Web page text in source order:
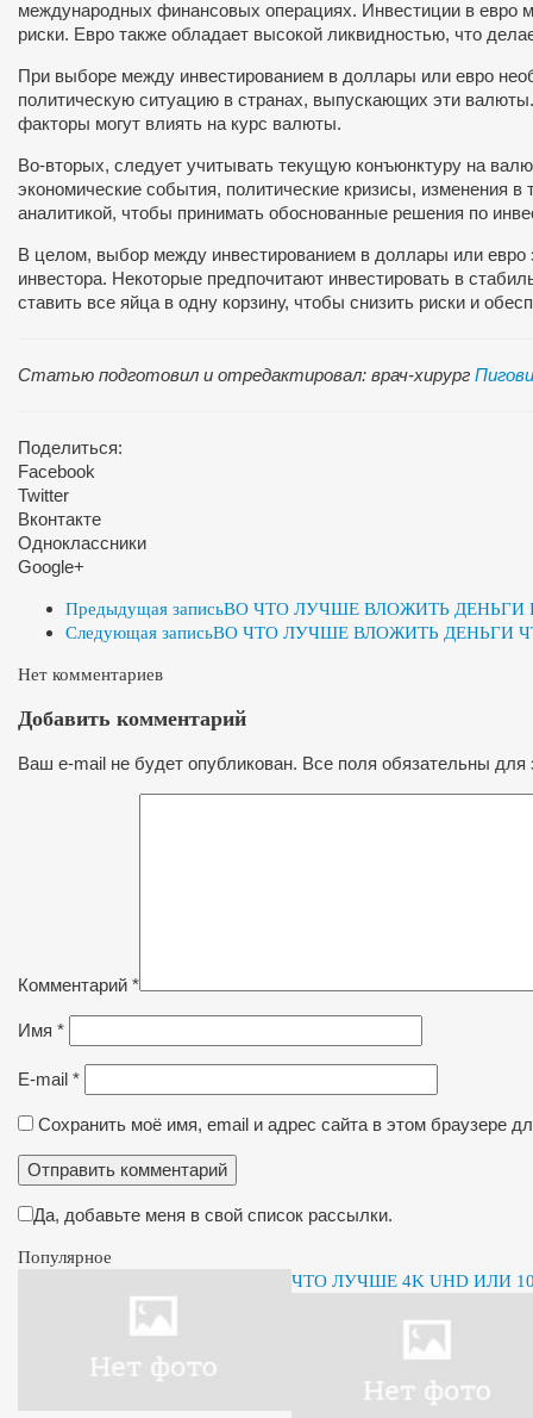
международных финансовых операциях. Инвестиции в евро
риски. Евро также обладает высокой ликвидностью, что
При выборе между инвестированием в доллары или евро
политическую ситуацию в странах, выпускающих эти
факторы могут влиять на курс валюты.
Во-вторых, следует учитывать текущую конъюнктуру на
экономические события, политические кризисы, изменения
аналитикой, чтобы принимать обоснованные решения по
В целом, выбор между инвестированием в доллары или евро
инвестора. Некоторые предпочитают инвестировать в
ставить все яйца в одну корзину, чтобы снизить риски и
Статью подготовил и отредактировал: врач-хирург
Поделиться:
Facebook
Twitter
Вконтакте
Одноклассники
Google+
Предыдущая записьВО ЧТО ЛУЧШЕ ВЛОЖИТЬ ДЕНЬГИ
Следующая записьВО ЧТО ЛУЧШЕ ВЛОЖИТЬ ДЕНЬГИ
Нет комментариев
Добавить комментарий
Ваш e-mail не будет опубликован. Все поля обязательны для
Комментарий *
Имя *
E-mail *
Сохранить моё имя, email и адрес сайта в этом браузере
Да, добавьте меня в свой список рассылки.
Популярное
ЧТО ЛУЧШЕ 4K UHD ИЛИ